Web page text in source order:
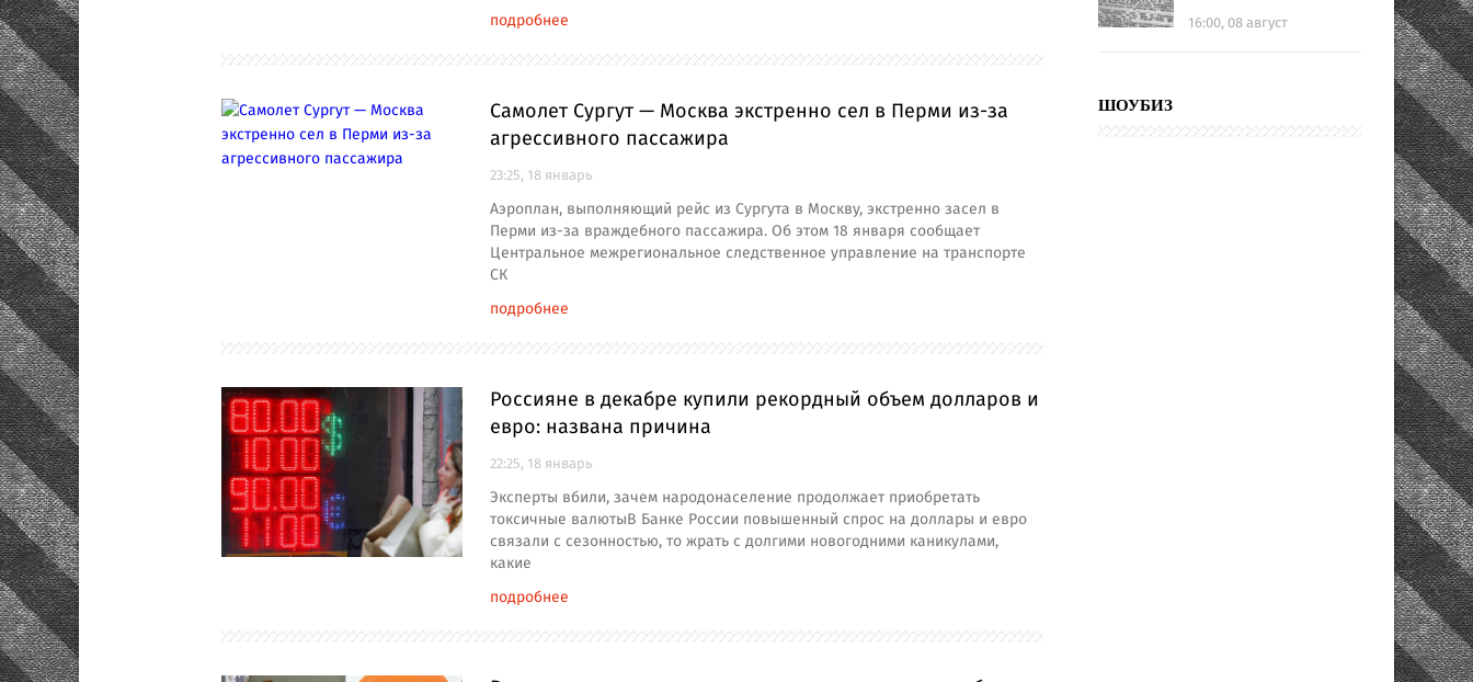
подробнее
Самолет Сургут — Москва экстренно сел в Перми из-за
агрессивного пассажира
23:25, 18 январь
Аэроплан, выполняющий рейс из Сургута в Москву, экстренно засел в
Перми из-за враждебного пассажира. Об этом 18 января сообщает
Центральное межрегиональное следственное управление на транспорте
СК
подробнее
Россияне в декабре купили рекордный объем долларов и
евро: названа причина
22:25, 18 январь
Эксперты вбили, зачем народонаселение продолжает приобретать
токсичные валютыВ Банке России повышенный спрос на доллары и евро
связали с сезонностью, то жрать с долгими новогодними каникулами,
какие
подробнее
16:00, 08 август
ШОУБИЗ